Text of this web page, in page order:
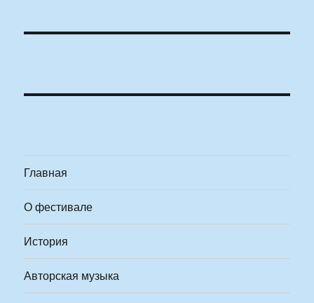
Главная
О фестивале
История
Авторская музыка